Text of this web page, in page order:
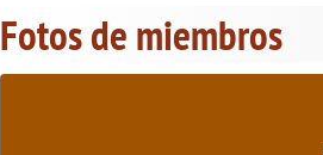
Fotos de miembros